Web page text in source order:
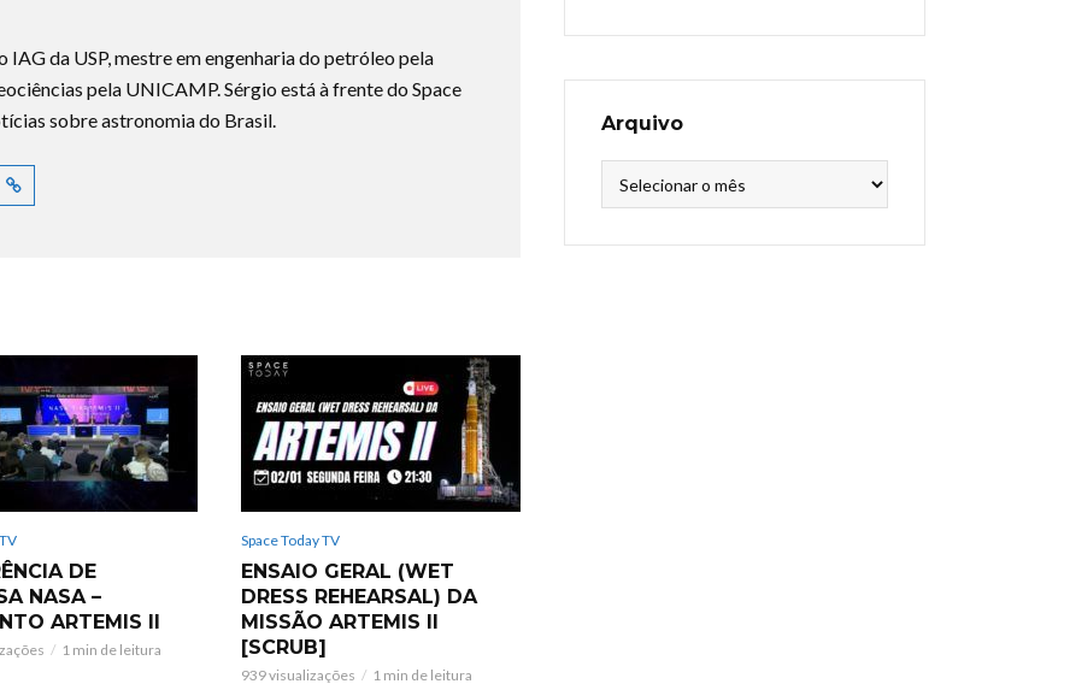
IAG da USP, mestre em engenharia do petróleo pela
pela UNICAMP. Sérgio está à frente do Space
sobre astronomia do Brasil.
DE
NASA –
ARTEMIS II
1 min de leitura
Space Today TV
ENSAIO GERAL (WET
DRESS REHEARSAL) DA
MISSÃO ARTEMIS II
[SCRUB]
939 visualizações 1 min de leitura
Arquivo